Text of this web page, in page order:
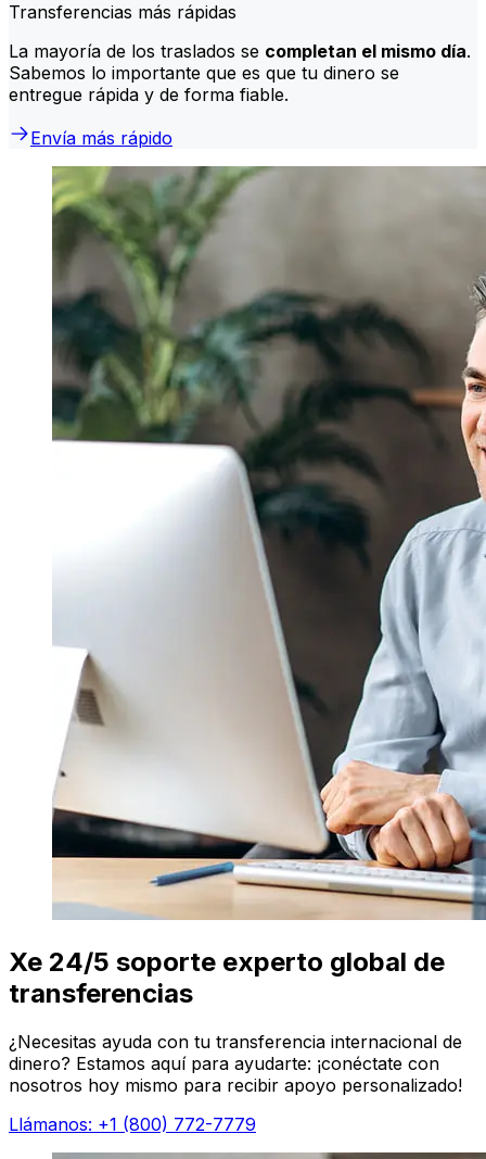
Transferencias más rápidas
La mayoría de los traslados se completan el mismo día.
Sabemos lo importante que es que tu dinero se
entregue rápida y de forma fiable.
Envía más rápido
Xe 24/5 soporte experto global de
transferencias
¿Necesitas ayuda con tu transferencia internacional de
dinero? Estamos aquí para ayudarte: ¡conéctate con
nosotros hoy mismo para recibir apoyo personalizado!
Llámanos: +1 (800) 772-7779